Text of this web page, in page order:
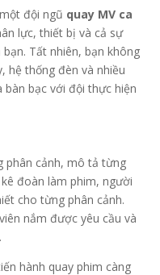
đội ngũ quay MV ca
lực, thiết bị và cả sự
Tất nhiên, bạn không
hệ thống đèn và nhiều
bạc với đội thực hiện
phân cảnh, mô tả từng
đoàn làm phim, người
cho từng phân cảnh.
nắm được yêu cầu và
hành quay phim càng